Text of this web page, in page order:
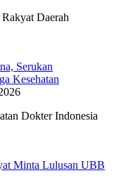
Daerah
Serukan
Kesehatan
Dokter Indonesia
Minta Lulusan UBB